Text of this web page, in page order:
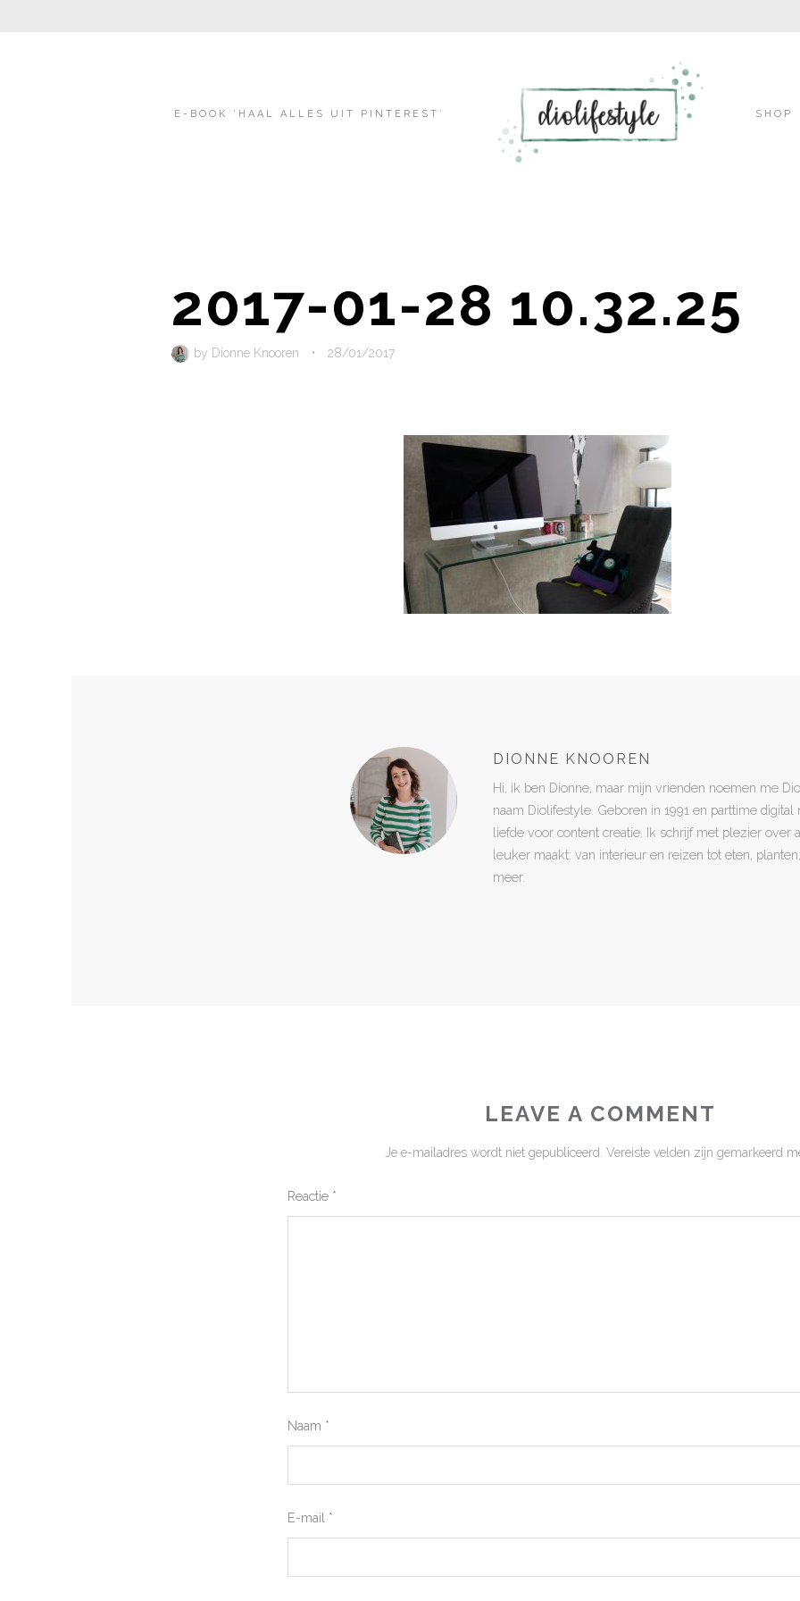
content
E-BOOK ‘HAAL ALLES UIT PINTEREST’ SHOP
2017-01-28 10.32.25
by Dionne Knooren • 28/01/2017
DIONNE KNOOREN
Hi, ik ben Dionne, maar mijn vrienden noemen me
naam Diolifestyle. Geboren in 1991 en parttime
liefde voor content creatie. Ik schrijf met plezier over
leuker maakt: van interieur en reizen tot eten,
meer.
LEAVE A COMMENT
Je e-mailadres wordt niet gepubliceerd. Vereiste velden zijn gemarkeerd
Reactie *
Naam *
E-mail *